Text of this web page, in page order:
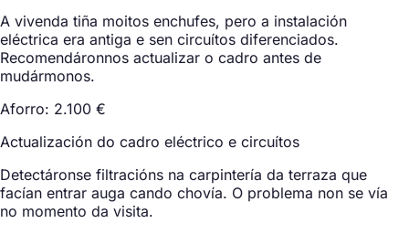
A vivenda tiña moitos enchufes, pero a instalación
eléctrica era antiga e sen circuítos diferenciados.
Recomendáronnos actualizar o cadro antes de
mudármonos.
Aforro: 2.100 €
Actualización do cadro eléctrico e circuítos
Detectáronse filtracións na carpintería da terraza que
facían entrar auga cando chovía. O problema non se vía
no momento da visita.